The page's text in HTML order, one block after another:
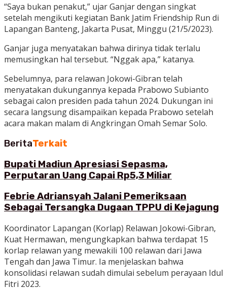
“Saya bukan penakut,” ujar Ganjar dengan singkat
setelah mengikuti kegiatan Bank Jatim Friendship Run di
Lapangan Banteng, Jakarta Pusat, Minggu (21/5/2023).
Ganjar juga menyatakan bahwa dirinya tidak terlalu
memusingkan hal tersebut. “Nggak apa,” katanya.
Sebelumnya, para relawan Jokowi-Gibran telah
menyatakan dukungannya kepada Prabowo Subianto
sebagai calon presiden pada tahun 2024. Dukungan ini
secara langsung disampaikan kepada Prabowo setelah
acara makan malam di Angkringan Omah Semar Solo.
BeritaTerkait
Bupati Madiun Apresiasi Sepasma,
Perputaran Uang Capai Rp5,3 Miliar
Febrie Adriansyah Jalani Pemeriksaan
Sebagai Tersangka Dugaan TPPU di Kejagung
Koordinator Lapangan (Korlap) Relawan Jokowi-Gibran,
Kuat Hermawan, mengungkapkan bahwa terdapat 15
korlap relawan yang mewakili 100 relawan dari Jawa
Tengah dan Jawa Timur. Ia menjelaskan bahwa
konsolidasi relawan sudah dimulai sebelum perayaan Idul
Fitri 2023.